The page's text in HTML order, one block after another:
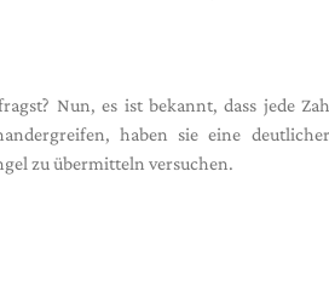
Nun, es ist bekannt, dass jede
haben sie eine
zu übermitteln versuchen.